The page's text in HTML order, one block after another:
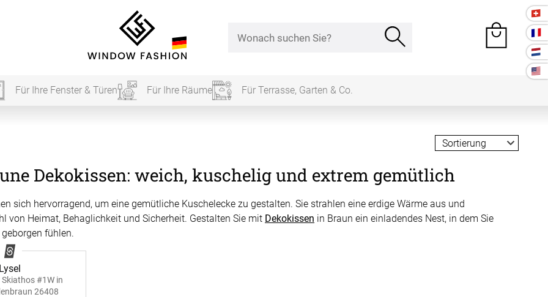
Kissen
Alle Kissen
Tischdecke
Für Ihre Fenster & Türen Für Ihre Räume Für Terrasse, Garten & Co.
Dekokissen: weich, kuschelig und extrem gemütlich
sich hervorragend, um eine gemütliche Kuschelecke zu gestalten. Sie strahlen eine erdige Wärme aus und
von Heimat, Behaglichkeit und Sicherheit. Gestalten Sie mit Dekokissen in Braun ein einladendes Nest, in dem Sie
fühlen.
Lysel
Skiathos #1W in
26408